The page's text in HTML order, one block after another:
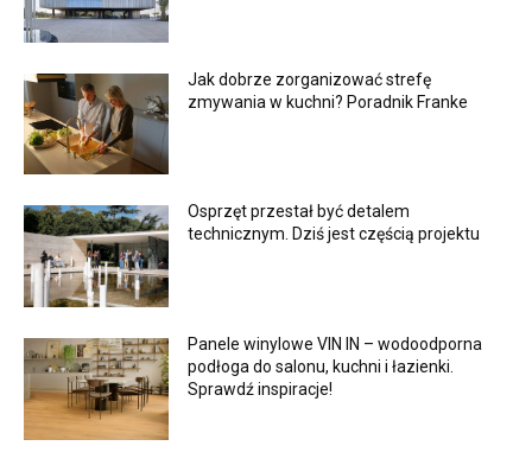
Jak dobrze zorganizować strefę
zmywania w kuchni? Poradnik Franke
Osprzęt przestał być detalem
technicznym. Dziś jest częścią projektu
Panele winylowe VIN IN – wodoodporna
podłoga do salonu, kuchni i łazienki.
Sprawdź inspiracje!